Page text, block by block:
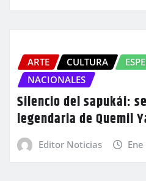
ARTE CULTURA
NACIONALES
Silencio del sapukái:
legendaria de Quemil
Editor Noticias